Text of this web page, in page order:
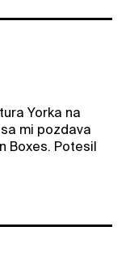
Yorka na
mi pozdava
Boxes. Potesil